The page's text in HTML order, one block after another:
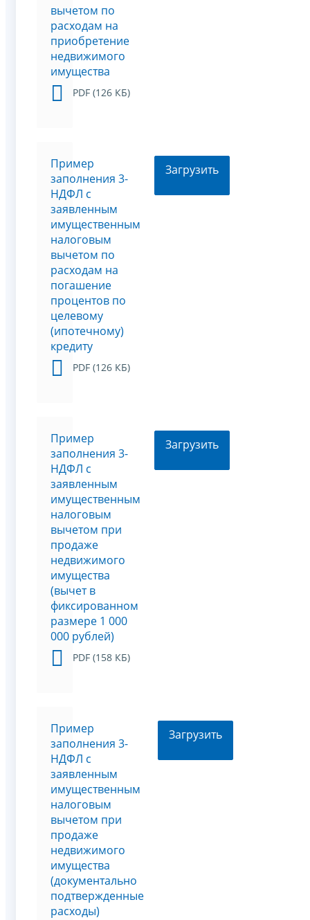
вычетом по
расходам на
приобретение
недвижимого
имущества
PDF (126 КБ)
Пример
заполнения 3-
НДФЛ с
заявленным
имущественным
налоговым
вычетом по
расходам на
погашение
процентов по
целевому
(ипотечному)
кредиту
PDF (126 КБ)
Загрузить
Пример
заполнения 3-
НДФЛ с
заявленным
имущественным
налоговым
вычетом при
продаже
недвижимого
имущества
(вычет в
фиксированном
размере 1 000
000 рублей)
PDF (158 КБ)
Загрузить
Пример
заполнения 3-
НДФЛ с
заявленным
имущественным
налоговым
вычетом при
продаже
недвижимого
имущества
(документально
подтвержденные
расходы)
Загрузить